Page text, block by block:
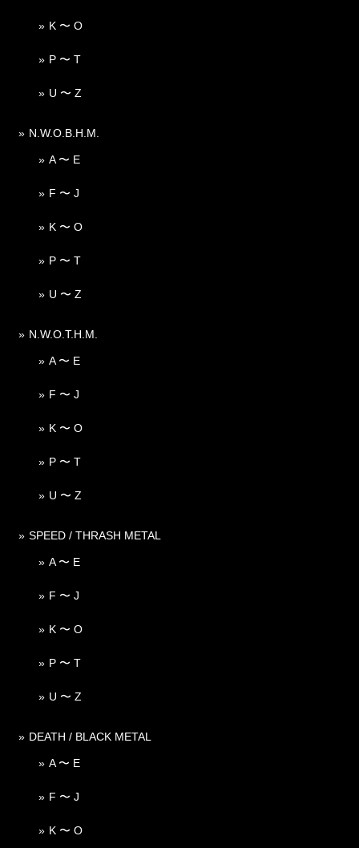
K 〜 O
P 〜 T
U 〜 Z
N.W.O.B.H.M.
A 〜 E
F 〜 J
K 〜 O
P 〜 T
U 〜 Z
N.W.O.T.H.M.
A 〜 E
F 〜 J
K 〜 O
P 〜 T
U 〜 Z
SPEED / THRASH METAL
A 〜 E
F 〜 J
K 〜 O
P 〜 T
U 〜 Z
DEATH / BLACK METAL
A 〜 E
F 〜 J
K 〜 O